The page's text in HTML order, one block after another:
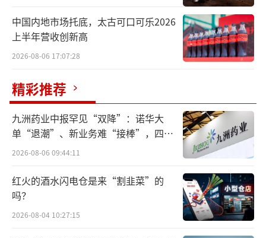
值得注意的是，两大百亿私募持有贵州茅
台超5年之久，在此时大举减持贵州茅台，它们
短短半年左右的时间，两家百亿私募合计
减持贵州茅台超140亿。
素有贵州茅台“铁杆粉丝”之称的珠海市
瑞丰汇邦资产管理有限公司（下称“瑞丰汇
邦”）、深圳市金汇荣盛财富管理有限公司
（下称“金汇荣盛”）旗下的瑞丰汇邦三号、
金汇荣盛三号在一季报双双退出了前十大流通
中国内地市场托底，太古可口可乐2026
上半年营收创新高
2026-08-06 17:07:28
精彩推荐
九洲药业中报罕见“双降”：诺华大
单“退潮”、新业务难“接棒”，四大
难关待闯
2026-08-06 09:44:11
红火的酒水闪电仓是来“割韭菜”的
吗？
2026-08-04 10:27:15